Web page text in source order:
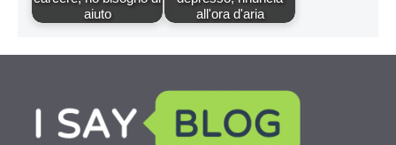
aiuto
all'ora d'aria